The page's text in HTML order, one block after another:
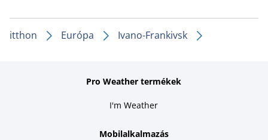
itthon Európa Ivano-Frankivsk
Pro Weather termékek
I'm Weather
Mobilalkalmazás